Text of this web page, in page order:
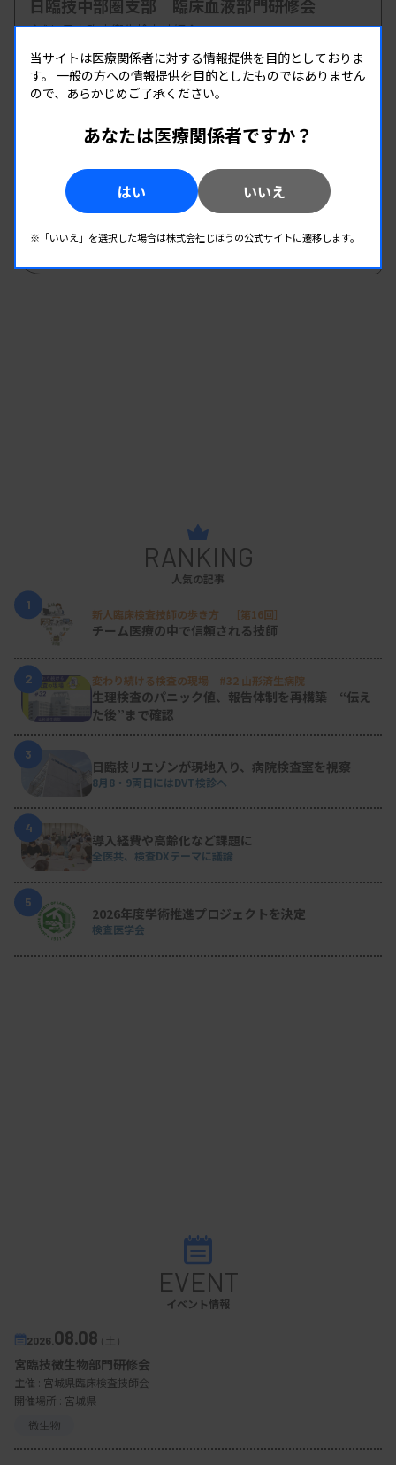
日臨技中部圏支部 臨床血液部門研修会
主催 :日本臨床衛生検査技師会
開催場所 : 静岡県
血液
08.08（土）-2026.08.08（土）
第1回愛臨技学術部研修会
愛媛県臨床検査技師会
RANKING
人気の記事
1
新人臨床検査技師の歩き方 ［第16回］
チーム医療の中で信頼される技師
2 変わり続ける検査の現場 #32 山形済生病院
生理検査のパニック値、報告体制を再構築 “伝え
た後”まで確認
3
日臨技リエゾンが現地入り、病院検査室を視察
8月8・9両日にはDVT検診へ
4
導入経費や高齢化など課題に
全医共、検査DXテーマに議論
5
2026年度学術推進プロジェクトを決定
検査医学会
EVENT
イベント情報
2026. 08.08（土）
宮臨技微生物部門研修会
主催 : 宮城県臨床検査技師会
開催場所 : 宮城県
微生物
当サイトは医療関係者に対する情報提供を目的としておりま
す。 一般の方への情報提供を目的としたものではありません
ので、あらかじめご了承ください。
あなたは医療関係者ですか？
はい いいえ
※「いいえ」を選択した場合は株式会社じほうの公式サイトに遷移します。